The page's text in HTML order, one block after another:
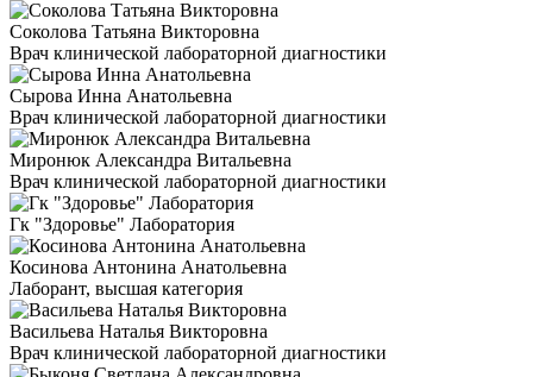
Соколова Татьяна Викторовна
Врач клинической лабораторной диагностики
Сырова Инна Анатольевна
Врач клинической лабораторной диагностики
Миронюк Александра Витальевна
Врач клинической лабораторной диагностики
Гк "Здоровье" Лаборатория
Косинова Антонина Анатольевна
Лаборант, высшая категория
Васильева Наталья Викторовна
Врач клинической лабораторной диагностики